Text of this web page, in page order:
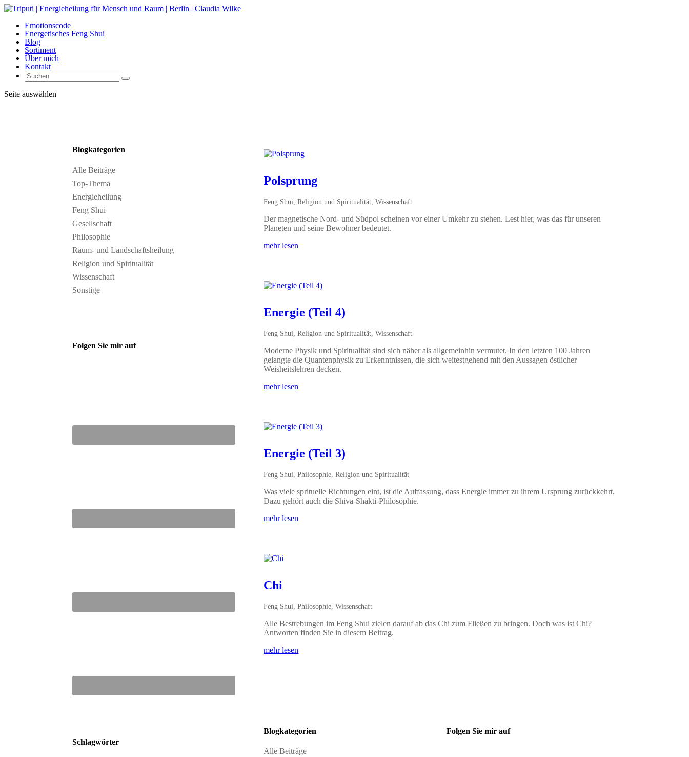
Emotionscode
Energetisches Feng Shui
Blog
Sortiment
Über mich
Kontakt
Seite auswählen
Blogkategorien
Alle Beiträge
Top-Thema
Energieheilung
Feng Shui
Gesellschaft
Philosophie
Raum- und Landschaftsheilung
Religion und Spiritualität
Wissenschaft
Sonstige
Folgen Sie mir auf
Schlagwörter
Polsprung
Feng Shui,Religion und Spiritualität,Wissenschaft
Der magnetische Nord- und Südpol scheinen vor einer Umkehr zu stehen. Lest hier, was das für unseren
Planeten und seine Bewohner bedeutet.
mehr lesen
Energie (Teil 4)
Feng Shui,Religion und Spiritualität,Wissenschaft
Moderne Physik und Spiritualität sind sich näher als allgemeinhin vermutet. In den letzten 100 Jahren
gelangte die Quantenphysik zu Erkenntnissen, die sich weitestgehend mit den Aussagen östlicher
Weisheitslehren decken.
mehr lesen
Energie (Teil 3)
Feng Shui,Philosophie,Religion und Spiritualität
Was viele sprituelle Richtungen eint, ist die Auffassung, dass Energie immer zu ihrem Ursprung zurückkehrt.
Dazu gehört auch die Shiva-Shakti-Philosophie.
mehr lesen
Chi
Feng Shui ,Philosophie ,Wissenschaft
Alle Bestrebungen im Feng Shui zielen darauf ab das Chi zum Fließen zu bringen. Doch was ist Chi?
Antworten finden Sie in diesem Beitrag.
mehr lesen
Blogkategorien
Alle Beiträge
Folgen Sie mir auf